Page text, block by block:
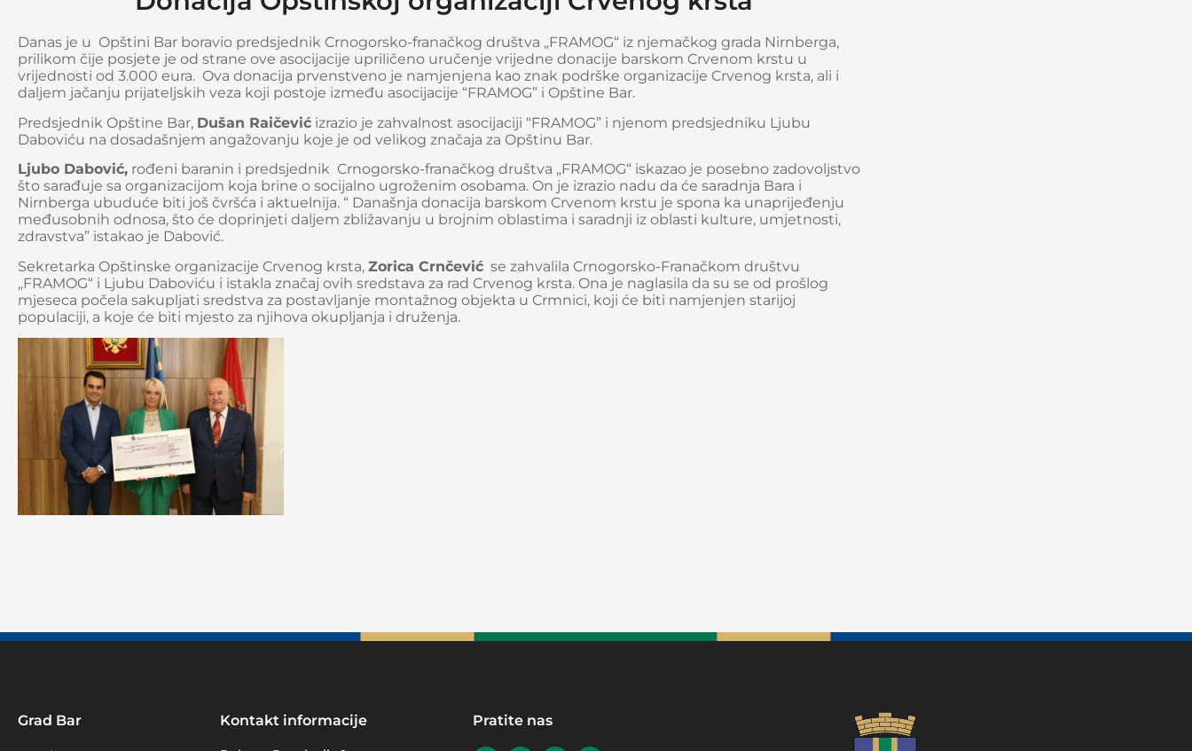
Danas je u Opštini Bar boravio predsjednik Crnogorsko-franačkog društva „FRAMOG“ iz njemačkog grada Nirnberga,
prilikom čije posjete je od strane ove asocijacije upriličeno uručenje vrijedne donacije barskom Crvenom krstu u
vrijednosti od 3.000 eura. Ova donacija prvenstveno je namjenjena kao znak podrške organizacije Crvenog krsta, ali i
daljem jačanju prijateljskih veza koji postoje između asocijacije “FRAMOG” i Opštine Bar.
Predsjednik Opštine Bar, Dušan Raičević izrazio je zahvalnost asocijaciji “FRAMOG” i njenom predsjedniku Ljubu
Daboviću na dosadašnjem angažovanju koje je od velikog značaja za Opštinu Bar.
Ljubo Dabović, rođeni baranin i predsjednik Crnogorsko-franačkog društva „FRAMOG“ iskazao je posebno zadovoljstvo
što sarađuje sa organizacijom koja brine o socijalno ugroženim osobama. On je izrazio nadu da će saradnja Bara i
Nirnberga ubuduće biti još čvršća i aktuelnija. “ Današnja donacija barskom Crvenom krstu je spona ka unaprijeđenju
međusobnih odnosa, što će doprinjeti daljem zbližavanju u brojnim oblastima i saradnji iz oblasti kulture, umjetnosti,
zdravstva” istakao je Dabović.
Sekretarka Opštinske organizacije Crvenog krsta, Zorica Crnčević se zahvalila Crnogorsko-Franačkom društvu
„FRAMOG“ i Ljubu Daboviću i istakla značaj ovih sredstava za rad Crvenog krsta. Ona je naglasila da su se od prošlog
mjeseca počela sakupljati sredstva za postavljanje montažnog objekta u Crmnici, koji će biti namjenjen starijoj
populaciji, a koje će biti mjesto za njihova okupljanja i druženja.
Grad Bar Kontakt informacije Pratite nas